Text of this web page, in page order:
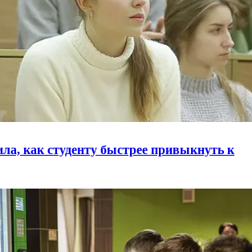
как студенту быстрее привыкнуть к